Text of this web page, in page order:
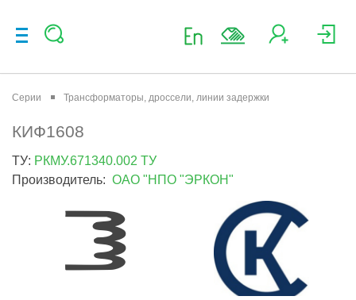
Серии Трансформаторы, дроссели, линии задержки
КИФ1608
ТУ: РКМУ.671340.002 ТУ
Производитель: ОАО "НПО "ЭРКОН"